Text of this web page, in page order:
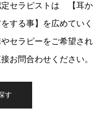
定セラピストは 【耳か
する事】を広めていく
セラピーをご希望され
お問合わせください。
す